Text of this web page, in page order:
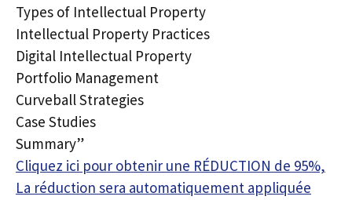
Types of Intellectual Property
Intellectual Property Practices
Digital Intellectual Property
Portfolio Management
Curveball Strategies
Case Studies
Summary”
Cliquez ici pour obtenir une RÉDUCTION de 95%,
La réduction sera automatiquement appliquée